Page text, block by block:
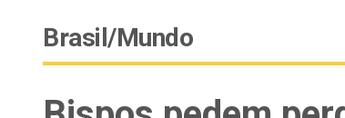
Brasil/Mundo